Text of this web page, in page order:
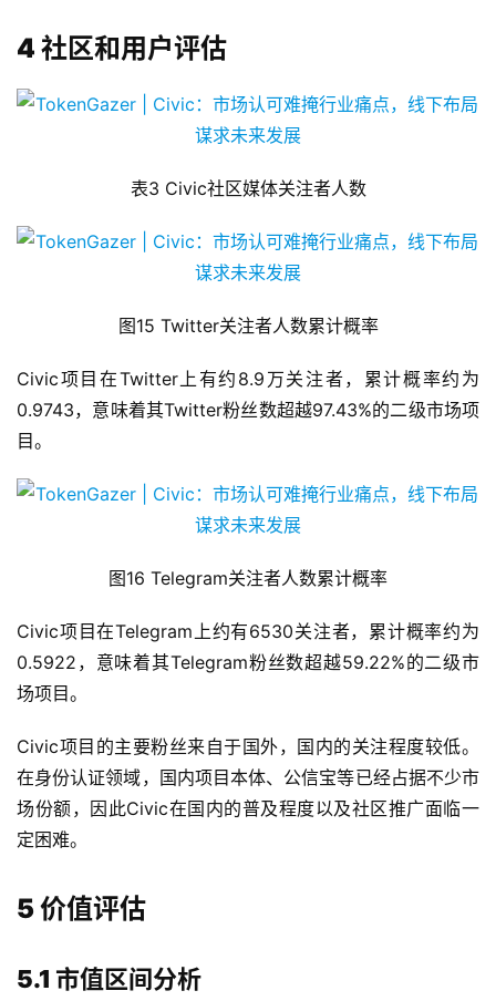
4 社区和用户评估
表3 Civic社区媒体关注者人数
图15 Twitter关注者人数累计概率
Civic项目在Twitter上有约8.9万关注者，累计概率约为
0.9743，意味着其Twitter粉丝数超越97.43%的二级市场项
目。
图16 Telegram关注者人数累计概率
Civic项目在Telegram上约有6530关注者，累计概率约为
0.5922，意味着其Telegram粉丝数超越59.22%的二级市
场项目。
Civic项目的主要粉丝来自于国外，国内的关注程度较低。
在身份认证领域，国内项目本体、公信宝等已经占据不少市
场份额，因此Civic在国内的普及程度以及社区推广面临一
定困难。
5 价值评估
5.1 市值区间分析